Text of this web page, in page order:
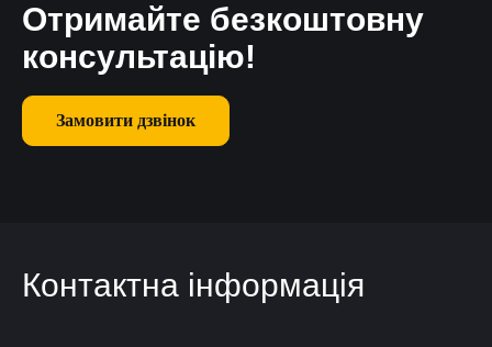
Отримайте безкоштовну
консультацію!
Замовити дзвінок
Контактна інформація